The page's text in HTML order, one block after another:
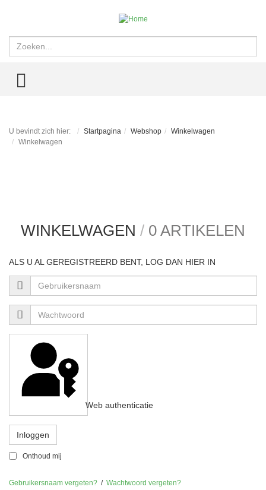
TOGGLE MENU
U bevindt zich hier: Startpagina Webshop
Winkelwagen
Winkelwagen
WINKELWAGEN / 0 ARTIKELEN
ALS U AL GEREGISTREERD BENT, LOG DAN HIER IN
Web authenticatie
Inloggen
Onthoud mij
Gebruikersnaam vergeten? / Wachtwoord vergeten?